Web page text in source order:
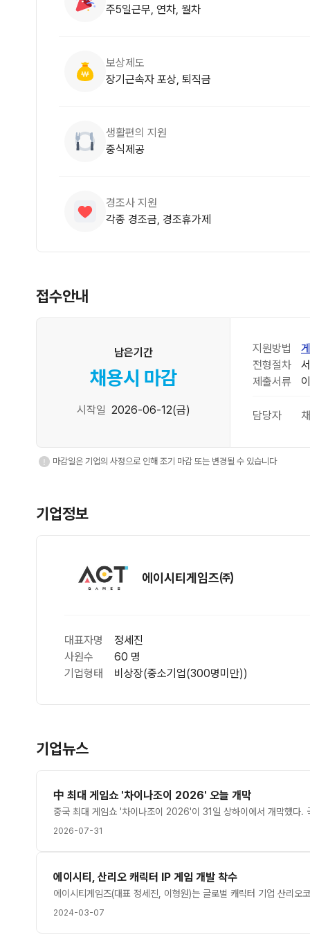
주5일근무, 연차, 월차
보상제도
장기근속자 포상, 퇴직금
생활편의 지원
중식제공
경조사 지원
각종 경조금, 경조휴가제
접수안내
남은기간
채용시 마감
시작일 2026-06-12(금)
지원방법
전형절차
제출서류
담당자
마감일은 기업의 사정으로 인해 조기 마감 또는 변경될 수 있습니다
기업정보
에이시티게임즈㈜
대표자명
정세진
사원수
60 명
기업형태
비상장(중소기업(300명미만))
기업뉴스
中 최대 게임쇼 '차이나조이 2026' 오늘 개막
2026-07-31
에이시티, 산리오 캐릭터 IP 게임 개발 착수
2024-03-07